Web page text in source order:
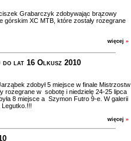
Grabarczyk zdobywając brązowy
górskim XC MTB, które zostały rozegrane
więcej »
lat 16 Olkusz 2010
zdobył 5 miejsce w finale Mistrzostw
rozegrane w sobotę i niedzielę 24-25 lipca
8 miejsce a Szymon Futro 9-e. W galerii
więcej »